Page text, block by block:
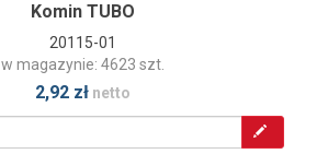
Komin TUBO
20115-01
w magazynie: 4623 szt.
2,92 złnetto